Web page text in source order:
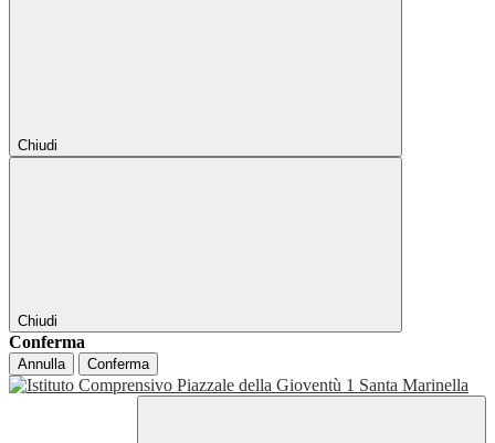
Chiudi
Chiudi
Conferma
Annulla Conferma